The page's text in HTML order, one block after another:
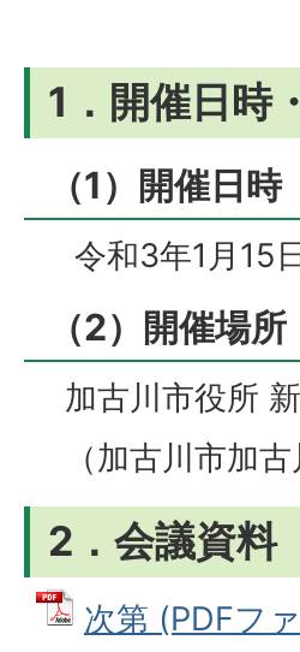
1．開催日時
（1）開催日時
令和3年1月15
（2）開催場所
加古川市役所
（加古川市加
2．会議資料
次第 (PDFフ